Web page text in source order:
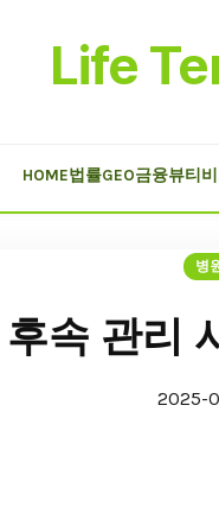
Life
HOME법률GEO금융뷰티
병
속 관리
2025-